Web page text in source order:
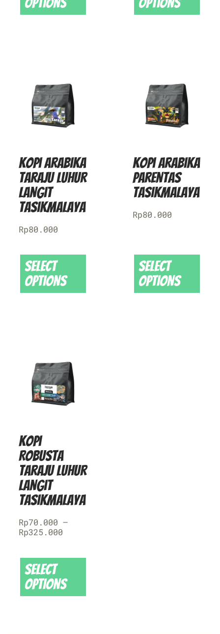
Kopi Arabika
Taraju Luhur
Langit
Tasikmalaya
Rp80.000
Select
options
Kopi Arabika
Parentas
Tasikmalaya
Rp80.000
Select
options
Kopi
Robusta
Taraju Luhur
Langit
Tasikmalaya
Rp70.000 –
Rp325.000
Select
options